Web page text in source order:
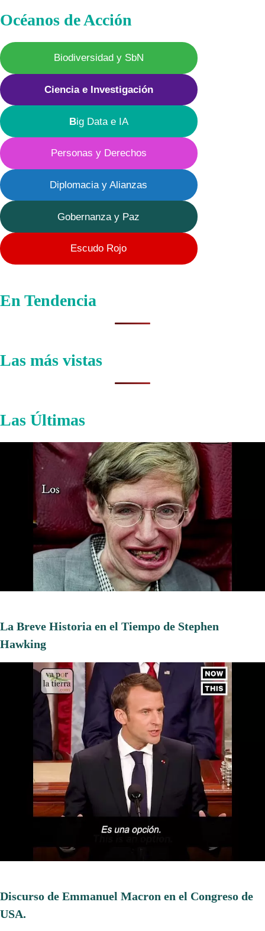
Océanos de Acción
Biodiversidad y SbN
Ciencia e Investigación
Big Data e IA
Personas y Derechos
Diplomacia y Alianzas
Gobernanza y Paz
Escudo Rojo
En Tendencia
Las más vistas
Las Últimas
La Breve Historia en el Tiempo de Stephen
Hawking
Discurso de Emmanuel Macron en el Congreso de
USA.